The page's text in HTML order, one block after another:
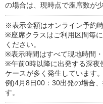
の場合は、現時点で座席数が
※表示金額はオンライン予約時
※座席クラスはご利用区間毎
ください。
※表示時間はすべて現地時間・
※午前0時以降に出発する深夜
ケースが多く発生しています。
例)4月8日00：30出発の場合
す。